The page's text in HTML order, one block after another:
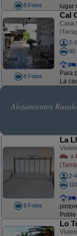
8 Fotos
lugar
8 Fotos
Cal
Casa
2-
90
Para
La
Alojamientos
8 Fotos
La
a
2-
Lo